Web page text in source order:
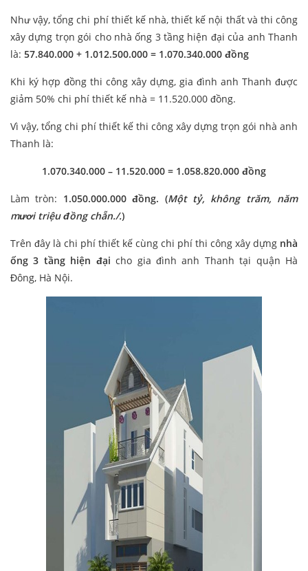
Như vậy, tổng chi phí thiết kế nhà, thiết kế nội thất và thi công
xây dựng trọn gói cho nhà ống 3 tầng hiện đại của anh Thanh
là: 57.840.000 + 1.012.500.000 = 1.070.340.000 đồng
Khi ký hợp đồng thi công xây dựng, gia đình anh Thanh được
giảm 50% chi phí thiết kế nhà = 11.520.000 đồng.
Vì vậy, tổng chi phí thiết kế thi công xây dựng trọn gói nhà anh
Thanh là:
1.070.340.000 – 11.520.000 = 1.058.820.000 đồng
Làm tròn: 1.050.000.000 đồng. (Một tỷ, không trăm, năm
mươi triệu đồng chẵn./.)
Trên đây là chi phí thiết kế cùng chi phí thi công xây dựng nhà
ống 3 tầng hiện đại cho gia đình anh Thanh tại quận Hà
Đông, Hà Nội.